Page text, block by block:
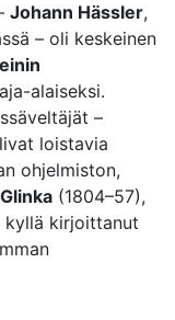
Johann Hässler,
– oli keskeinen
alaiseksi.
–
loistavia
ohjelmiston,
(1804­–57),
kyllä kirjoittanut